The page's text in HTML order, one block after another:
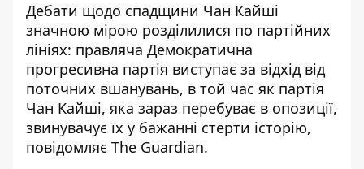
Дебати щодо спадщини Чан Кайші
значною мірою розділилися по партійних
лініях: правляча Демократична
прогресивна партія виступає за відхід від
поточних вшанувань, в той час як партія
Чан Кайші, яка зараз перебуває в опозиції,
звинувачує їх у бажанні стерти історію,
повідомляє The Guardian.